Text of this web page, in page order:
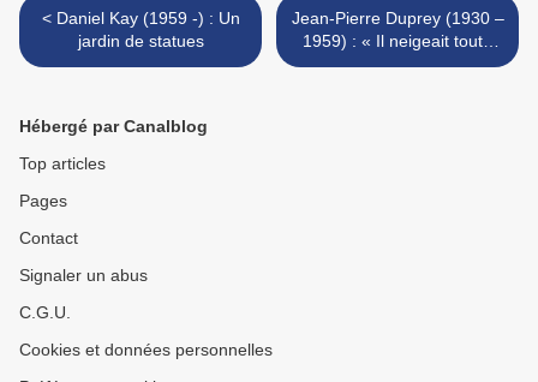
< Daniel Kay (1959 -) : Un
jardin de statues
Jean-Pierre Duprey (1930 –
1959) : « Il neigeait toute
ma vie sur la douleur... » >
Hébergé par Canalblog
Top articles
Pages
Contact
Signaler un abus
C.G.U.
Cookies et données personnelles